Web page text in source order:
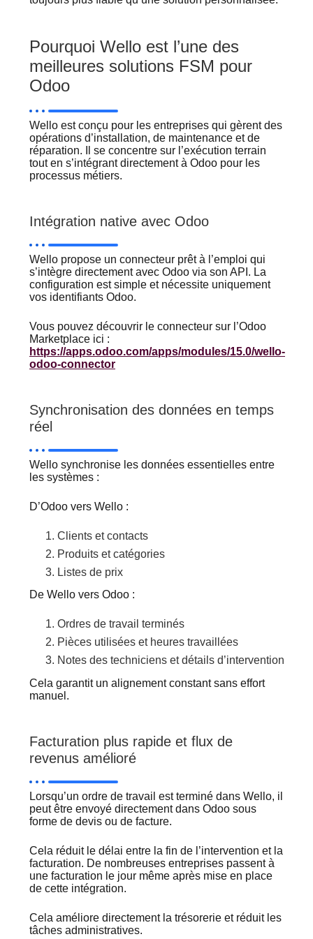
Pourquoi Wello est l’une des
meilleures solutions FSM pour
Odoo
Wello est conçu pour les entreprises qui gèrent des
opérations d’installation, de maintenance et de
réparation. Il se concentre sur l’exécution terrain
tout en s’intégrant directement à Odoo pour les
processus métiers.
Intégration native avec Odoo
Wello propose un connecteur prêt à l’emploi qui
s’intègre directement avec Odoo via son API. La
configuration est simple et nécessite uniquement
vos identifiants Odoo.
Vous pouvez découvrir le connecteur sur l’Odoo
Marketplace ici :
https://apps.odoo.com/apps/modules/15.0/wello-
odoo-connector
Synchronisation des données en temps
réel
Wello synchronise les données essentielles entre
les systèmes :
D’Odoo vers Wello :
Clients et contacts
Produits et catégories
Listes de prix
De Wello vers Odoo :
Ordres de travail terminés
Pièces utilisées et heures travaillées
Notes des techniciens et détails d’intervention
Cela garantit un alignement constant sans effort
manuel.
Facturation plus rapide et flux de
revenus amélioré
Lorsqu’un ordre de travail est terminé dans Wello, il
peut être envoyé directement dans Odoo sous
forme de devis ou de facture.
Cela réduit le délai entre la fin de l’intervention et la
facturation. De nombreuses entreprises passent à
une facturation le jour même après mise en place
de cette intégration.
Cela améliore directement la trésorerie et réduit les
tâches administratives.